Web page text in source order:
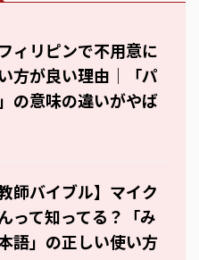
ィリピンで不用意に
方が良い理由｜「パ
の意味の違いがやば
師バイブル】マイク
って知ってる？「み
語」の正しい使い方